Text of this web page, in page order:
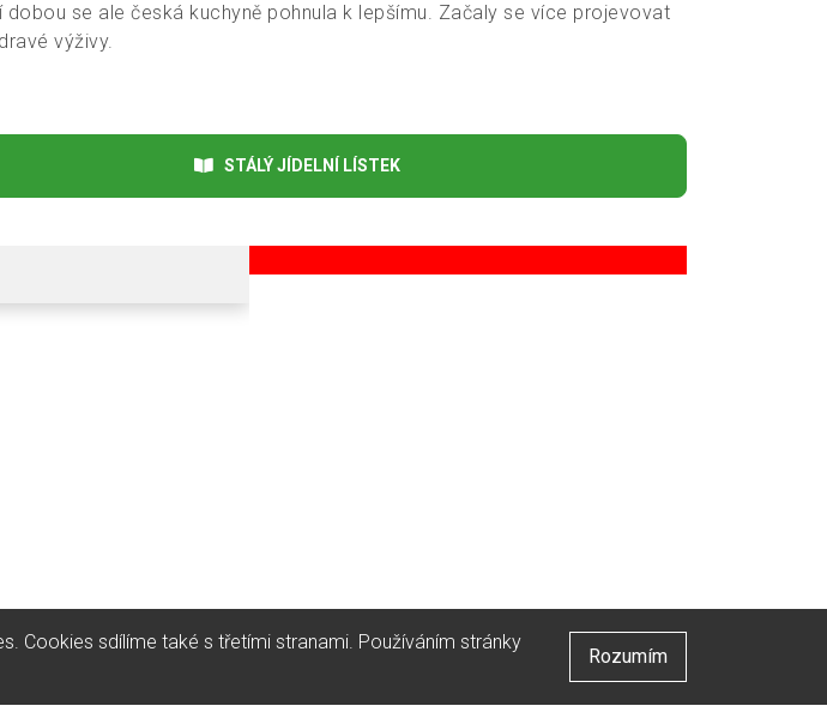
dobou se ale česká kuchyně pohnula k lepšímu. Začaly se více projevovat
výživy.
STÁLÝ JÍDELNÍ LÍSTEK
Cookies sdílíme také s třetími stranami. Používáním stránky
Rozumím